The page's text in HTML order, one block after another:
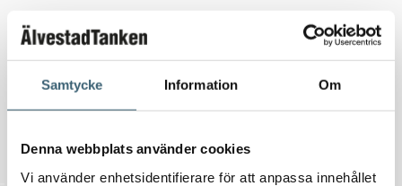
Samtycke Information Om
Denna webbplats använder cookies
Vi använder enhetsidentifierare för att anpassa innehållet
plasttank
Inga produkter hittades som motsvarar ditt val.